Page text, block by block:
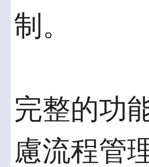
制。
完整的功
慮流程管